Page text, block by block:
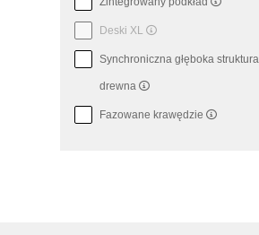
Deski XL
Synchroniczna głęboka struktura
drewna
Fazowane krawędzie